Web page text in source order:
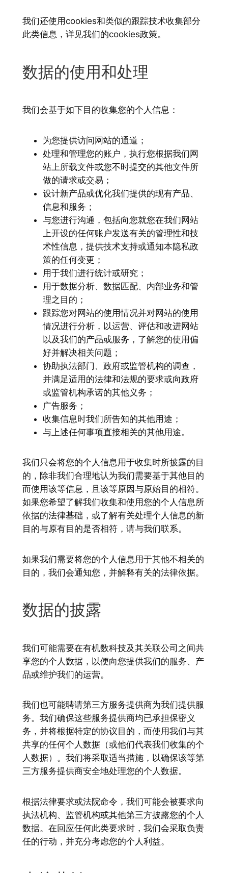
我们还使用cookies和类似的跟踪技术收集部分
此类信息，详见我们的cookies政策。
数据的使用和处理
我们会基于如下目的收集您的个人信息：
为您提供访问网站的通道；
处理和管理您的账户，执行您根据我们网
站上所载文件或您不时提交的其他文件所
做的请求或交易；
设计新产品或优化我们提供的现有产品、
信息和服务；
与您进行沟通，包括向您就您在我们网站
上开设的任何账户发送有关的管理性和技
术性信息，提供技术支持或通知本隐私政
策的任何变更；
用于我们进行统计或研究；
用于数据分析、数据匹配、内部业务和管
理之目的；
跟踪您对网站的使用情况并对网站的使用
情况进行分析，以运营、评估和改进网站
以及我们的产品或服务，了解您的使用偏
好并解决相关问题；
协助执法部门、政府或监管机构的调查，
并满足适用的法律和法规的要求或向政府
或监管机构承诺的其他义务；
广告服务；
收集信息时我们所告知的其他用途；
与上述任何事项直接相关的其他用途。
我们只会将您的个人信息用于收集时所披露的目
的，除非我们合理地认为我们需要基于其他目的
而使用该等信息，且该等原因与原始目的相符。
如果您希望了解我们收集和使用您的个人信息所
依据的法律基础，或了解有关处理个人信息的新
目的与原有目的是否相符，请与我们联系。
如果我们需要将您的个人信息用于其他不相关的
目的，我们会通知您，并解释有关的法律依据。
数据的披露
我们可能需要在有机数科技及其关联公司之间共
享您的个人数据，以便向您提供我们的服务、产
品或维护我们的运营。
我们也可能聘请第三方服务提供商为我们提供服
务。我们确保这些服务提供商均已承担保密义
务，并将根据特定的协议目的，而使用我们与其
共享的任何个人数据（或他们代表我们收集的个
人数据）。我们将采取适当措施，以确保该等第
三方服务提供商安全地处理您的个人数据。
根据法律要求或法院命令，我们可能会被要求向
执法机构、监管机构或其他第三方披露您的个人
数据。在回应任何此类要求时，我们会采取负责
任的行动，并充分考虑您的个人利益。